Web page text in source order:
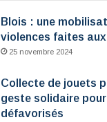
Blois : une
violences faites
25 novembre 2024
Collecte de jouets
geste solidaire
défavorisés